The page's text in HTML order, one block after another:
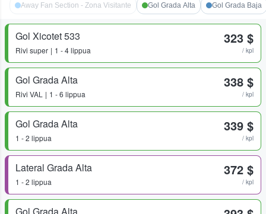
Away Fan Section - Zona Visitante Gol Grada Alta Gol Grada Baja
Gol Xicotet 533
Rivi super 1 - 4 lippua
323 $
/ kpl
Gol Grada Alta
Rivi VAL 1 - 6 lippua
338 $
/ kpl
Gol Grada Alta
1 - 2 lippua
339 $
/ kpl
Lateral Grada Alta
1 - 2 lippua
372 $
/ kpl